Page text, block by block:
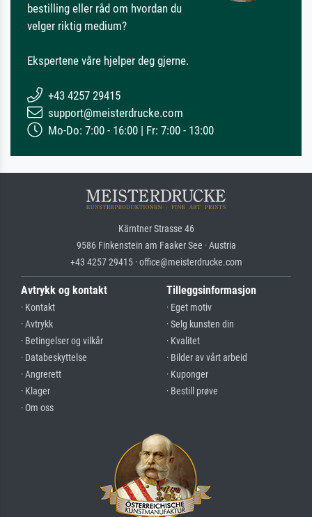
bestilling eller råd om hvordan du
velger riktig medium?
Ekspertene våre hjelper deg gjerne.
+43 4257 29415
support@meisterdrucke.com
Mo-Do: 7:00 - 16:00 | Fr: 7:00 - 13:00
Kärntner Strasse 46
9586 Finkenstein am Faaker See · Austria
+43 4257 29415 · office@meisterdrucke.com
Avtrykk og kontakt
· Kontakt
· Avtrykk
· Betingelser og vilkår
· Databeskyttelse
· Angrerett
· Klager
· Om oss
Tilleggsinformasjon
· Eget motiv
· Selg kunsten din
· Kvalitet
· Bilder av vårt arbeid
· Kuponger
· Bestill prøve